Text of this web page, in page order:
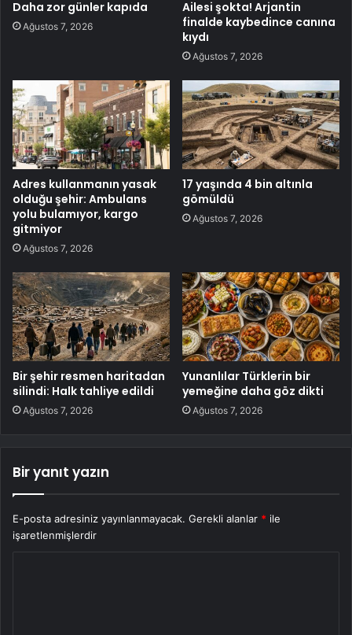
Daha zor günler kapıda
Ağustos 7, 2026
Ailesi şokta! Arjantin
finalde kaybedince canına
kıydı
Ağustos 7, 2026
Adres kullanmanın yasak
olduğu şehir: Ambulans
yolu bulamıyor, kargo
gitmiyor
Ağustos 7, 2026
17 yaşında 4 bin altınla
gömüldü
Ağustos 7, 2026
Bir şehir resmen haritadan
silindi: Halk tahliye edildi
Ağustos 7, 2026
Yunanlılar Türklerin bir
yemeğine daha göz dikti
Ağustos 7, 2026
Bir yanıt yazın
E-posta adresiniz yayınlanmayacak. Gerekli alanlar * ile
işaretlenmişlerdir